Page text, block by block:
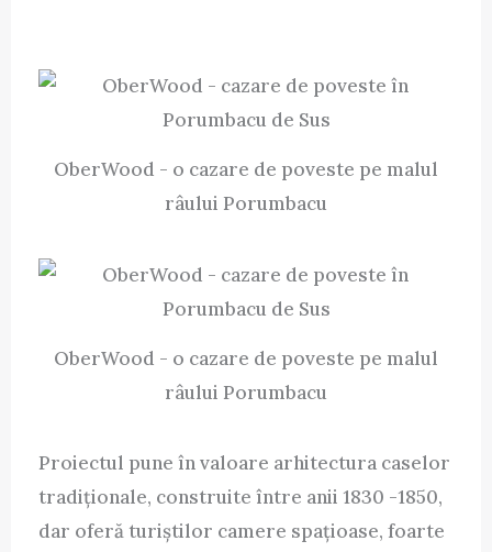
OberWood - o cazare de poveste pe malul
râului Porumbacu
OberWood - o cazare de poveste pe malul
râului Porumbacu
Proiectul pune în valoare arhitectura caselor
tradiționale, construite între anii 1830 -1850,
dar oferă turiștilor camere spațioase, foarte